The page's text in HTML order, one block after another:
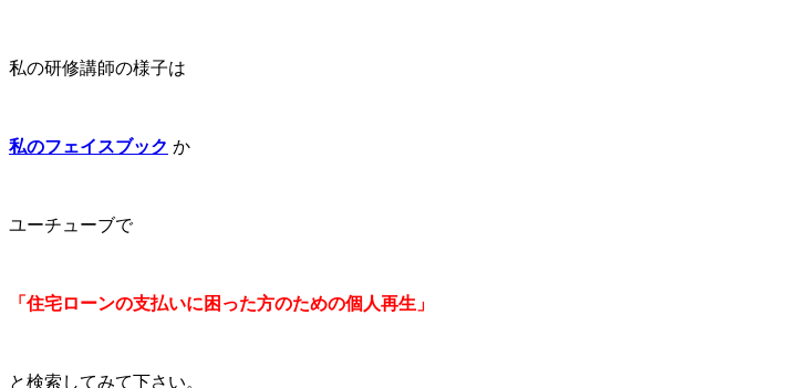
私の研修講師の様子は
私のフェイスブック か
ユーチューブで
「住宅ローンの支払いに困った方のための個人再生」
と検索してみて下さい。